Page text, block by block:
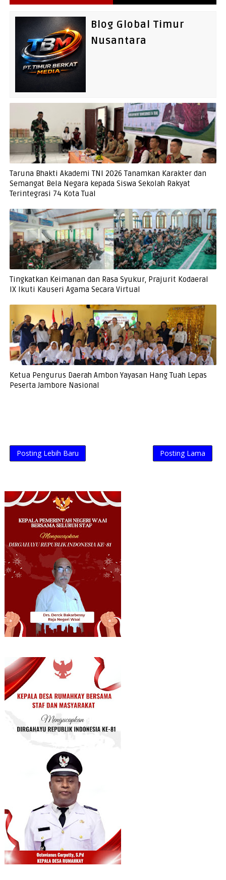
Blog Global Timur
Nusantara
Taruna Bhakti Akademi TNI 2026 Tanamkan Karakter dan
Semangat Bela Negara kepada Siswa Sekolah Rakyat
Terintegrasi 74 Kota Tual
Tingkatkan Keimanan dan Rasa Syukur, Prajurit Kodaeral
IX Ikuti Kauseri Agama Secara Virtual
Ketua Pengurus Daerah Ambon Yayasan Hang Tuah Lepas
Peserta Jambore Nasional
Posting Lebih Baru Posting Lama